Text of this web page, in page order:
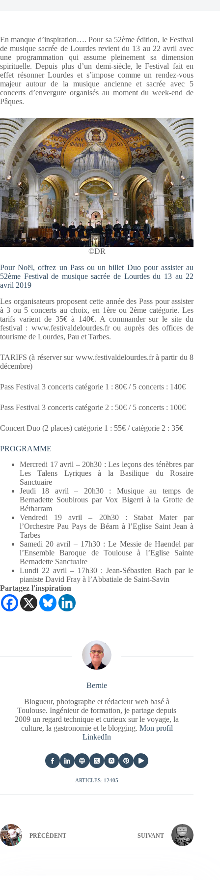
En manque d’inspiration…. Pour sa 52ème édition, le Festival
de musique sacrée de Lourdes revient du 13 au 22 avril avec
une programmation qui assume pleinement sa dimension
spirituelle. Depuis plus d’un demi-siècle, le Festival fait en
effet résonner Lourdes et s’impose comme un rendez-vous
majeur autour de la musique ancienne et sacrée avec 5
concerts d’envergure organisés au moment du week-end de
Pâques.
©DR
Pour Noël, offrez un Pass ou un billet Duo pour assister au
52ème Festival de musique sacrée de Lourdes du 13 au 22
avril 2019
Les organisateurs proposent cette année des Pass pour assister
à 3 ou 5 concerts au choix, en 1ère ou 2ème catégorie. Les
tarifs varient de 35€ à 140€. A commander sur le site du
festival : www.festivaldelourdes.fr ou auprès des offices de
tourisme de Lourdes, Pau et Tarbes.
TARIFS (à réserver sur www.festivaldelourdes.fr à partir du 8
décembre)
Pass Festival 3 concerts catégorie 1 : 80€ / 5 concerts : 140€
Pass Festival 3 concerts catégorie 2 : 50€ / 5 concerts : 100€
Concert Duo (2 places) catégorie 1 : 55€ / catégorie 2 : 35€
PROGRAMME
Mercredi 17 avril – 20h30 : Les leçons des ténèbres par
Les Talens Lyriques à la Basilique du Rosaire
Sanctuaire
Jeudi 18 avril – 20h30 : Musique au temps de
Bernadette Soubirous par Vox Bigerri à la Grotte de
Bétharram
Vendredi 19 avril – 20h30 : Stabat Mater par
l’Orchestre Pau Pays de Béarn à l’Eglise Saint Jean à
Tarbes
Samedi 20 avril – 17h30 : Le Messie de Haendel par
l’Ensemble Baroque de Toulouse à l’Eglise Sainte
Bernadette Sanctuaire
Lundi 22 avril – 17h30 : Jean-Sébastien Bach par le
pianiste David Fray à l’Abbatiale de Saint-Savin
Partagez l'inspiration
Bernie
Blogueur, photographe et rédacteur web basé à
Toulouse. Ingénieur de formation, je partage depuis
2009 un regard technique et curieux sur le voyage, la
culture, la gastronomie et le blogging. Mon profil
LinkedIn
ARTICLES: 12405
PRÉCÉDENT SUIVANT